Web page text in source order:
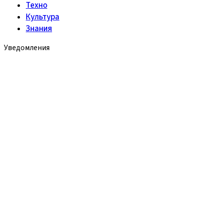
Техно
Культура
Знания
Уведомления